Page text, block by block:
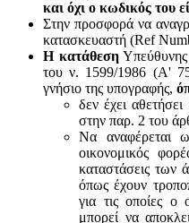
και όχι ο κωδικός του
Στην προσφορά να
κατασκευαστή (Ref
Η κατάθεση
του ν. 1599/1986 (Α'
γνήσιο της υπογραφής,
δεν έχει
στην παρ. 2 του
Να αναφέρεται
οικονομικός
καταστάσεις των
όπως έχουν
για τις οποίες ο
μπορεί να